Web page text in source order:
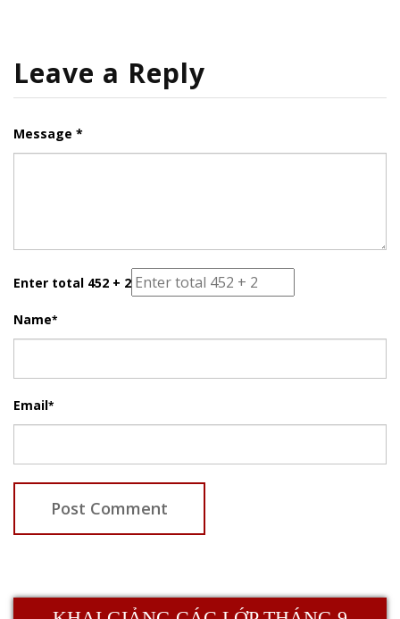
Leave a Reply
Message *
Enter total 452 + 2
Name*
Email*